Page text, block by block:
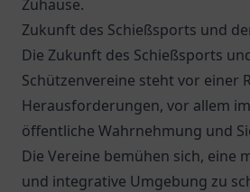
Zuhause.
Zukunft des Schießsports und
Die Zukunft des Schießsports
Schützenvereine steht vor einer
Herausforderungen, vor allem
öffentliche Wahrnehmung und
Die Vereine bemühen sich, eine
und integrative Umgebung zu